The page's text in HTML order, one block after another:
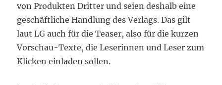
von Produkten Dritter und seien deshalb eine
geschäftliche Handlung des Verlags. Das gilt
laut LG auch für die Teaser, also für die kurzen
Vorschau-Texte, die Leserinnen und Leser zum
Klicken einladen sollen.